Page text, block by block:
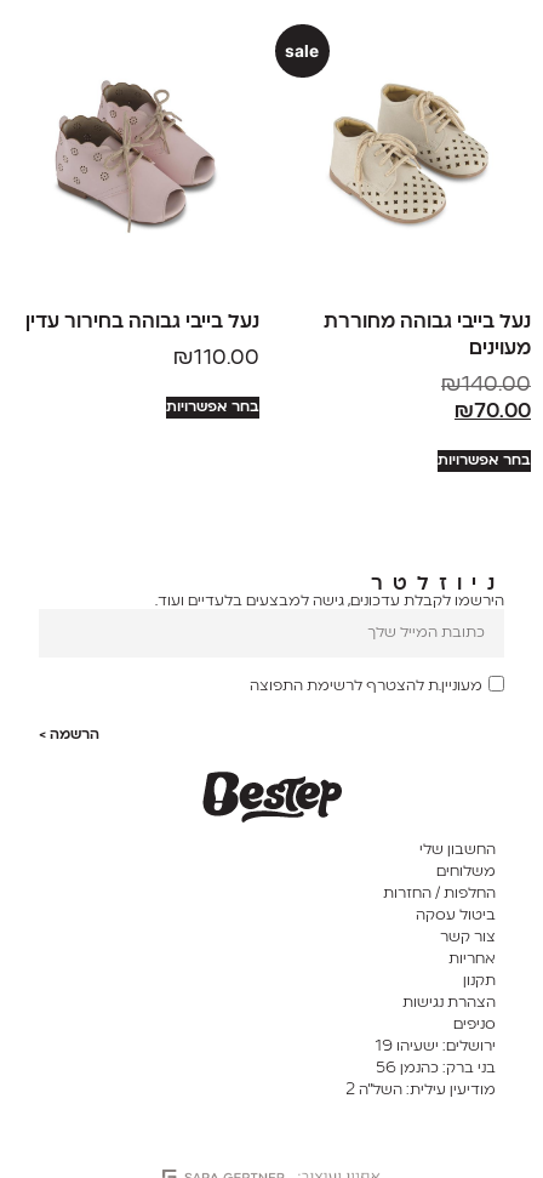
sale
נעל בייבי גבוהה מחוררת
מעוינים
₪140.00
₪ 70.00
בחר אפשרויות
נעל בייבי גבוהה בחירור עדין
₪110.00
בחר אפשרויות
החשבון שלי
משלוחים
החלפות / החזרות
ביטול עסקה
צור קשר
אחריות
תקנון
הצהרת נגישות
סניפים
ירושלים: ישעיהו 19
בני ברק: כהנמן 56
מודיעין עילית: השל”ה 2
ניוזלטר
הירשמו לקבלת עדכונים, גישה למבצעים בלעדיים ועוד.
מעוניין.ת להצטרף לרשימת התפוצה
הרשמה >